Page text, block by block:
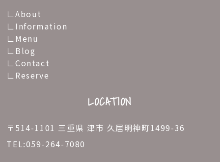
About
Information
Menu
Blog
Contact
Reserve
LOCATION
〒514-1101 三重県 津市 久居明神町1499-36
TEL:059-264-7080